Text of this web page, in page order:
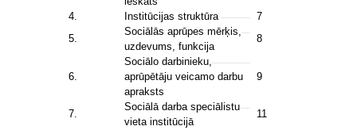
4.
Institūcijas struktūra
7
5.
Sociālās aprūpes mērķis,
uzdevums, funkcija
8
6.
Sociālo darbinieku,
aprūpētāju veicamo darbu
apraksts
9
7.
Sociālā darba speciālistu
vieta institūcijā
11